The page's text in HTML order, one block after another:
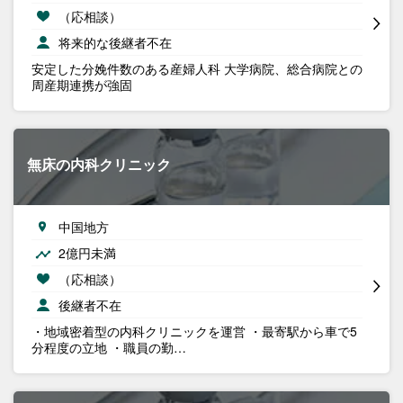
（応相談）
将来的な後継者不在
安定した分娩件数のある産婦人科 大学病院、総合病院との
周産期連携が強固
無床の内科クリニック
中国地方
2億円未満
（応相談）
後継者不在
・地域密着型の内科クリニックを運営 ・最寄駅から車で5
分程度の立地 ・職員の勤…